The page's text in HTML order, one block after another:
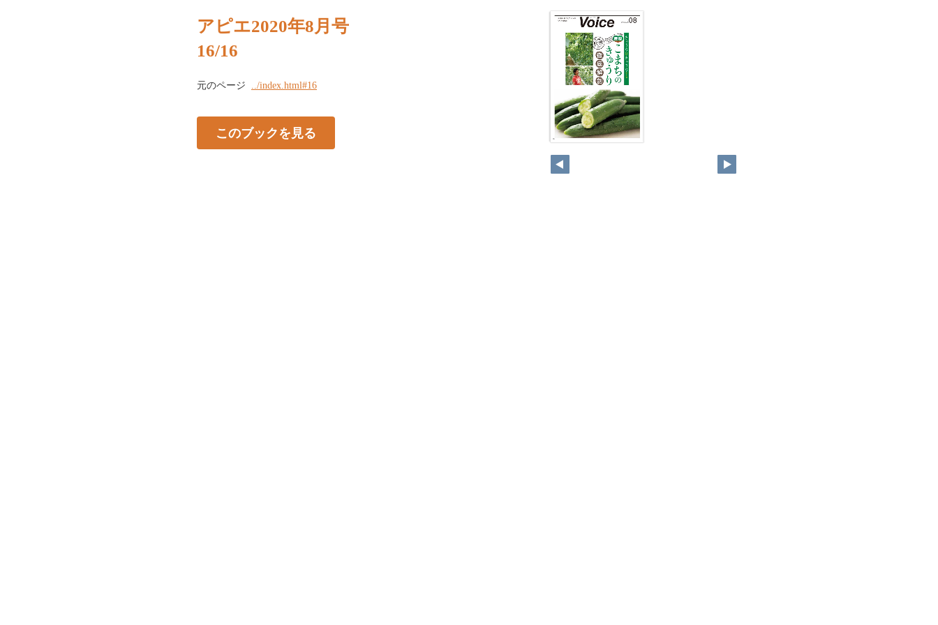
16
アピエ2020年8月号
16/16
元のページ ../index.html#16
このブックを見る